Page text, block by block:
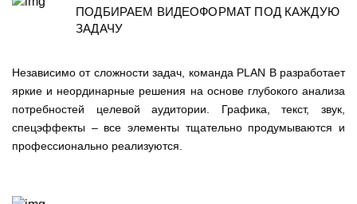
ПОДБИРАЕМ ВИДЕОФОРМАТ ПОД КАЖДУЮ
ЗАДАЧУ
Независимо от сложности задач, команда PLAN Bразработает
яркие и неординарные решения на основе глубокого анализа
потребностей целевой аудитории. Графика, текст, звук,
спецэффекты – все элементы тщательно продумываются и
профессионально реализуются.